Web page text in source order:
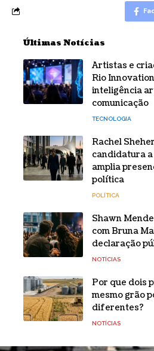
Últimas Notícias
Artistas e
Rio
inteligência
comunicação
TECNOLOGIA
Rachel
candidatura
amplia
política
POLÍTICA
Shawn
com Bruna
declaração
NOTÍCIAS
Por que dois
mesmo grão
diferentes?
NOTÍCIAS